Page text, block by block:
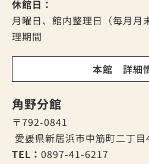
休館日：
月曜日、館内整理日（毎月月
理期間
本館 詳細
角野分館
〒792-0841
愛媛県新居浜市中筋町二丁
TEL： 0897-41-6217